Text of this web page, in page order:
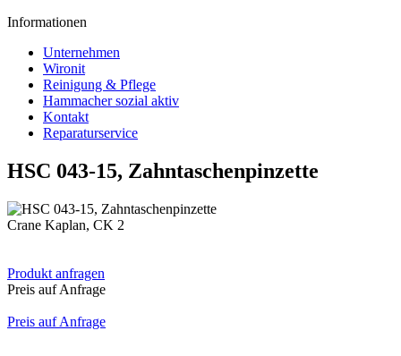
Informationen
Unternehmen
Wironit
Reinigung & Pflege
Hammacher sozial aktiv
Kontakt
Reparaturservice
HSC 043-15, Zahntaschenpinzette
Crane Kaplan, CK 2
Produkt anfragen
Preis auf Anfrage
Preis auf Anfrage